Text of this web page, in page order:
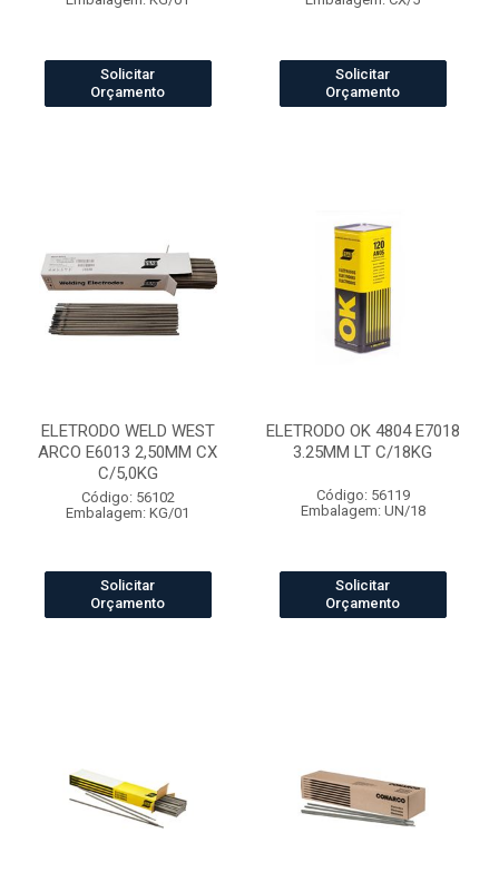
Solicitar
Orçamento
Solicitar
Orçamento
ELETRODO WELD WEST
ARCO E6013 2,50MM CX
C/5,0KG
Código: 56102
Embalagem: KG/01
Solicitar
Orçamento
ELETRODO OK 4804 E7018
3.25MM LT C/18KG
Código: 56119
Embalagem: UN/18
Solicitar
Orçamento